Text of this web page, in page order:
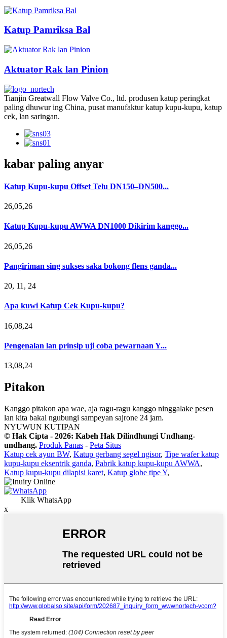
Katup Pamriksa Bal
Aktuator Rak lan Pinion
Tianjin Greatwall Flow Valve Co., ltd. produsen katup peringkat
paling dhuwur ing China, pusat manufaktur katup kupu-kupu, katup
cek, lan saringan.
kabar paling anyar
Katup Kupu-kupu Offset Telu DN150–DN500...
26,05,26
Katup Kupu-kupu AWWA DN1000 Dikirim kanggo...
26,05,26
Pangiriman sing sukses saka bokong flens ganda...
20, 11, 24
Apa kuwi Katup Cek Kupu-kupu?
16,08,24
Pengenalan lan prinsip uji coba pewarnaan Y...
13,08,24
Pitakon
Kanggo pitakon apa wae, aja ragu-ragu kanggo ninggalake pesen
lan kita bakal ngubungi sampeyan sajrone 24 jam.
NYUWUN KUTIPAN
© Hak Cipta - 2026: Kabeh Hak Dilindhungi Undhang-
undhang. Produk Panas - Peta Situs
Katup cek ayun BW, Katup gerbang segel ngisor, Tipe wafer katup
kupu-kupu eksentrik ganda, Pabrik katup kupu-kupu AWWA,
Katup kupu-kupu dilapisi karet, Katup globe tipe Y,
Klik WhatsApp
x